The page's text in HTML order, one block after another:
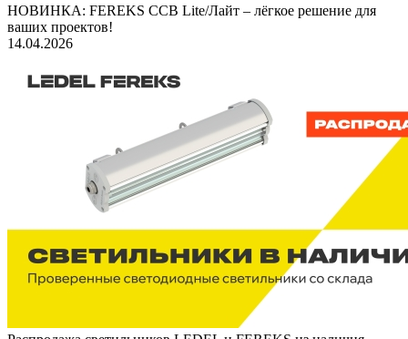
НОВИНКА: FEREKS ССВ Lite/Лайт – лёгкое решение для
ваших проектов!
14.04.2026